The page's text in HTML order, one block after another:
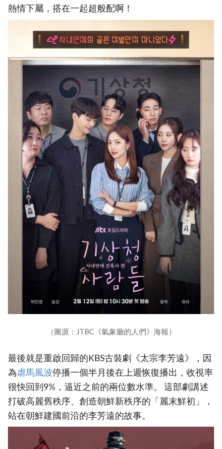
熱情下屬，搭在一起超般配啊！
（圖源：JTBC《氣象廳的人們》海報）
最後就是重啟回歸的KBS古裝劇《太宗李芳遠》，因
為虐馬風波停播一個半月後在上週恢復播出，收視率
很快回到9%，逼近之前的兩位數水準。 這部劇講述
打破高麗舊秩序、創造朝鮮新秩序的「麗末鮮初」，
站在朝鮮建國前沿的李芳遠的故事。